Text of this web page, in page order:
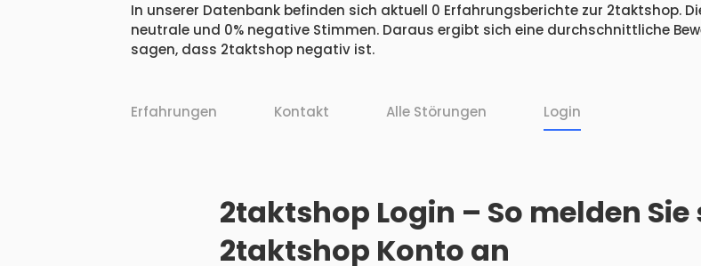
In unserer Datenbank befinden sich aktuell 0 Erfahrungsberichte zur 2taktshop.
neutrale und 0% negative Stimmen. Daraus ergibt sich eine durchschnittliche
sagen, dass 2taktshop negativ ist.
Erfahrungen Kontakt Alle Störungen Login
2taktshop Login – So melden
2taktshop Konto an